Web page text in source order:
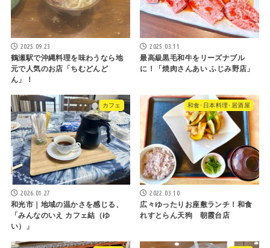
2025.09.23
鶴瀬駅で沖縄料理を味わうなら地
元で人気のお店「ちむどんど
ん」！
2025.03.11
最高級黒毛和牛をリーズナブル
に！「焼肉さんあい ふじみ野店」
カフェ
2026.01.27
和光市｜地域の温かさを感じる、
「みんなのいえ カフェ結（ゆ
い）」
和食･日本料理･居酒屋
2022.03.10
広々ゆったりお座敷ランチ！和食
れすとらん天狗 朝霞台店